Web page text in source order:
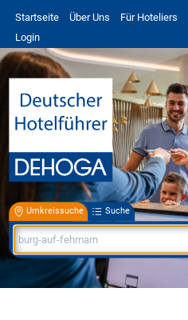
Startseite Über Uns Für Hoteliers
Login
Umkreissuche Suche